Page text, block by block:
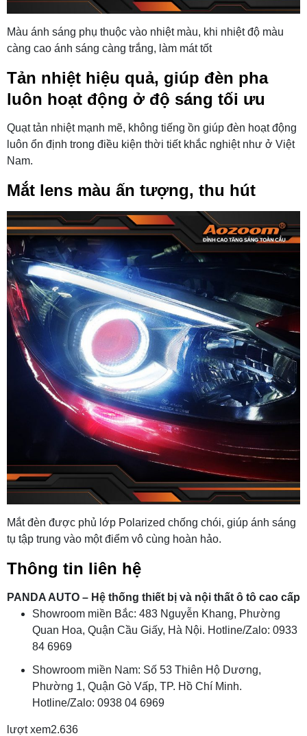
Màu ánh sáng phụ thuộc vào nhiệt màu, khi nhiệt độ màu
càng cao ánh sáng càng trắng, làm mát tốt
Tản nhiệt hiệu quả, giúp đèn pha
luôn hoạt động ở độ sáng tối ưu
Quạt tản nhiệt mạnh mẽ, không tiếng ồn giúp đèn hoạt động
luôn ổn định trong điều kiện thời tiết khắc nghiệt như ở Việt
Nam.
Mắt lens màu ấn tượng, thu hút
Mắt đèn được phủ lớp Polarized chống chói, giúp ánh sáng
tụ tập trung vào một điểm vô cùng hoàn hảo.
Thông tin liên hệ
PANDA AUTO – Hệ thống thiết bị và nội thất ô tô cao cấp
Showroom miền Bắc: 483 Nguyễn Khang, Phường
Quan Hoa, Quận Cầu Giấy, Hà Nội. Hotline/Zalo: 0933
84 6969
Showroom miền Nam: Số 53 Thiên Hộ Dương,
Phường 1, Quận Gò Vấp, TP. Hồ Chí Minh.
Hotline/Zalo: 0938 04 6969
lượt xem2.636